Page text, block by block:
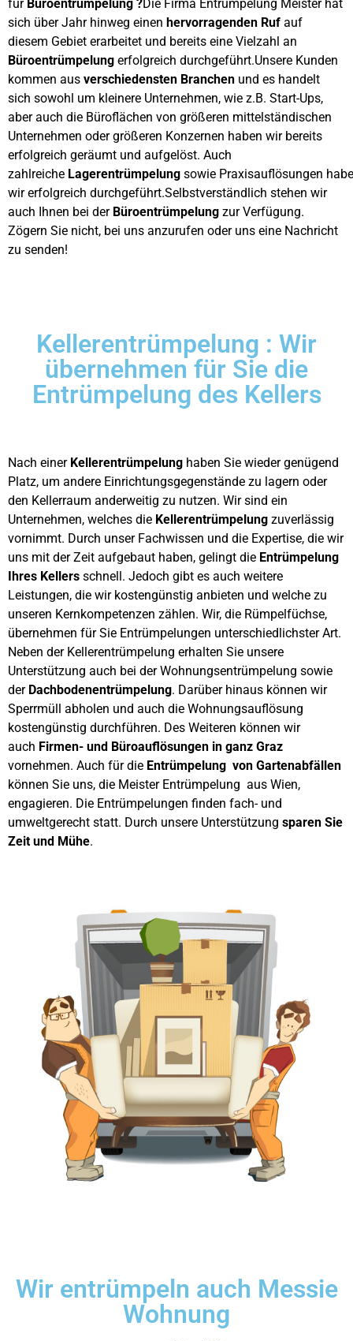
für Büroentrümpelung ?Die Firma Entrümpelung Meister hat
sich über Jahr hinweg einen hervorragenden Ruf auf
diesem Gebiet erarbeitet und bereits eine Vielzahl an
Büroentrümpelung erfolgreich durchgeführt.Unsere Kunden
kommen aus verschiedensten Branchen und es handelt
sich sowohl um kleinere Unternehmen, wie z.B. Start-Ups,
aber auch die Büroflächen von größeren mittelständischen
Unternehmen oder größeren Konzernen haben wir bereits
erfolgreich geräumt und aufgelöst. Auch
zahlreiche Lagerentrümpelung sowie Praxisauflösungen
wir erfolgreich durchgeführt.Selbstverständlich stehen wir
auch Ihnen bei der Büroentrümpelung zur Verfügung.
Zögern Sie nicht, bei uns anzurufen oder uns eine Nachricht
zu senden!
Kellerentrümpelung : Wir
übernehmen für Sie die
Entrümpelung des Kellers
Nach einer Kellerentrümpelung haben Sie wieder genügend
Platz, um andere Einrichtungsgegenstände zu lagern oder
den Kellerraum anderweitig zu nutzen. Wir sind ein
Unternehmen, welches die Kellerentrümpelung zuverlässig
vornimmt. Durch unser Fachwissen und die Expertise, die wir
uns mit der Zeit aufgebaut haben, gelingt die Entrümpelung
Ihres Kellers schnell. Jedoch gibt es auch weitere
Leistungen, die wir kostengünstig anbieten und welche zu
unseren Kernkompetenzen zählen. Wir, die Rümpelfüchse,
übernehmen für Sie Entrümpelungen unterschiedlichster Art.
Neben der Kellerentrümpelung erhalten Sie unsere
Unterstützung auch bei der Wohnungsentrümpelung sowie
der Dachbodenentrümpelung. Darüber hinaus können wir
Sperrmüll abholen und auch die Wohnungsauflösung
kostengünstig durchführen. Des Weiteren können wir
auch Firmen- und Büroauflösungen in ganz Graz
vornehmen. Auch für die Entrümpelung von Gartenabfällen
können Sie uns, die Meister Entrümpelung aus Wien,
engagieren. Die Entrümpelungen finden fach- und
umweltgerecht statt. Durch unsere Unterstützung sparen Sie
Zeit und Mühe.
Wir entrümpeln auch Messie
Wohnung